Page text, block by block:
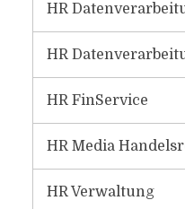
HR
HR
HR FinService
HR Media
HR Verwaltung